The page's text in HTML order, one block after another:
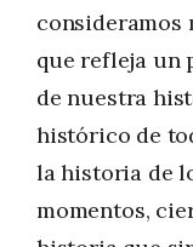
consideramos
que refleja un
de nuestra
histórico de
la historia de
momentos,